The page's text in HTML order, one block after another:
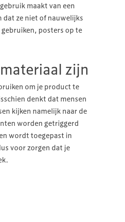
maakt van een
dat ze niet of nauwelijks
posters op te
zijn
om je product te
denkt dat mensen
kijken namelijk naar de
worden getriggerd
wordt toegepast in
voor zorgen dat je